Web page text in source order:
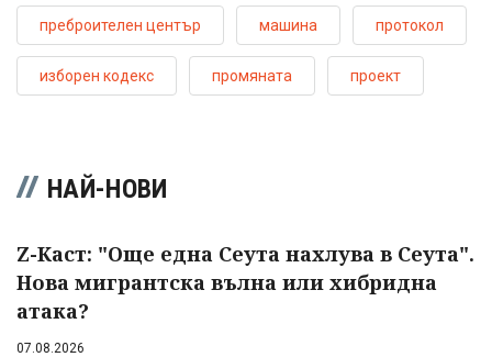
преброителен център машина протокол
изборен кодекс промяната проект
НАЙ-НОВИ
Z-Каст: "Още една Сеута нахлува в Сеута".
Нова мигрантска вълна или хибридна
атака?
07.08.2026